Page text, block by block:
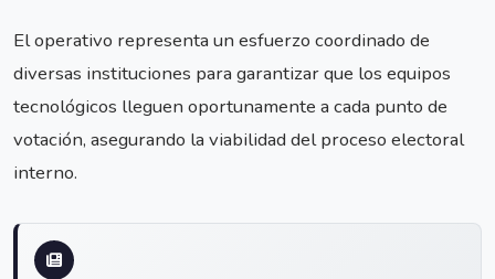
El operativo representa un esfuerzo coordinado de
diversas instituciones para garantizar que los equipos
tecnológicos lleguen oportunamente a cada punto de
votación, asegurando la viabilidad del proceso electoral
interno.